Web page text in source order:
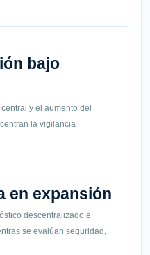
bajo
y el aumento del
la vigilancia
en expansión
descentralizado e
se evalúan seguridad,